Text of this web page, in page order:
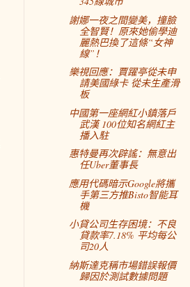
謝娜一夜之間變美，撞臉
全智賢！原來她偷學迪
麗熱巴換了這條“女神
線”！
樂視回應：賈躍亭從未申
請美國綠卡 從未生產滑
板
中國第一座網紅小鎮落戶
武漢 100位知名網紅主
播入駐
惠特曼再次辟謠：無意出
任Uber董事長
應用代碼暗示Google將攜
手第三方推Bisto智能耳
機
小貸公司生存困境：不良
貸款率7.18% 平均每公
司20人
納斯達克稱市場錯誤報價
歸因於測試數據問題